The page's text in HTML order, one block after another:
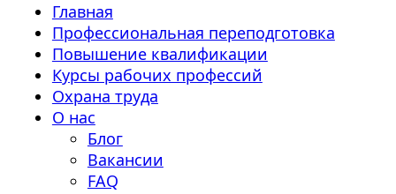
Главная
Профессиональная переподготовка
Повышение квалификации
Курсы рабочих профессий
Охрана труда
О нас
Блог
Вакансии
FAQ